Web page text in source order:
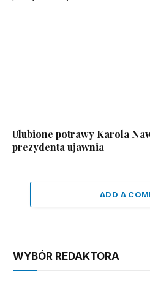
Ulubione potrawy Karola
prezydenta ujawnia
ADD A
WYBÓR REDAKTORA